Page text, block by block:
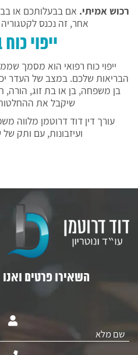
רכוש אמיתי. אם בבעלותכם או
אחר, זה נכנס
ייפוי
ייפוי כוח רפואי הוא מסמך
הבריאות שלכם. במצב של העדר
בן משפחה, בן או בת זוג,
שיקבל את
עורך דין דוד דרוטמן מלווה
ועיזבונות, עם ותק
השאירו פרטים